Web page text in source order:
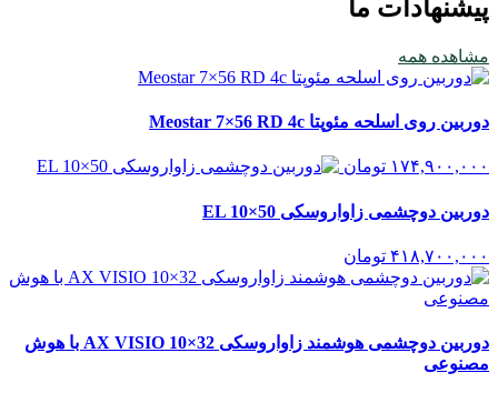
پیشنهادات ما
مشاهده همه
دوربین روی اسلحه مئوپتا Meostar 7×56 RD 4c
۱۷۴,۹۰۰,۰۰۰ تومان
دوربین دوچشمی زاواروسکی EL 10×50
۴۱۸,۷۰۰,۰۰۰ تومان
دوربین دوچشمی هوشمند زاواروسکی AX VISIO 10×32 با هوش
مصنوعی